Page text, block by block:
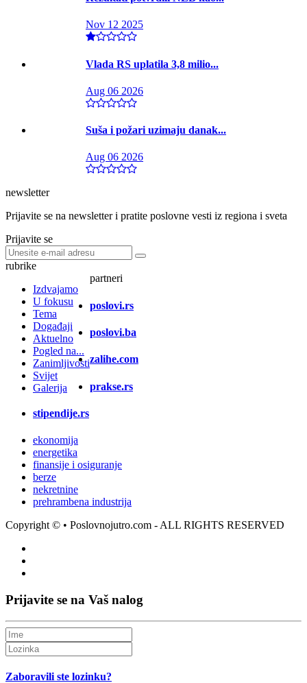
Nov 12 2025
Vlada RS uplatila 3,8 milio...
Aug 06 2026
Suša i požari uzimaju danak...
Aug 06 2026
newsletter
Prijavite se na newsletter i pratite poslovne vesti iz regiona i sveta
Prijavite se
rubrike
Izdvajamo
U fokusu
Tema
Događaji
Aktuelno
Pogled na...
Zanimljivosti
Svijet
Galerija
partneri
poslovi.rs
poslovi.ba
zalihe.com
prakse.rs
stipendije.rs
ekonomija
energetika
finansije i osiguranje
berze
nekretnine
prehrambena industrija
Copyright © • Poslovnojutro.com - ALL RIGHTS RESERVED
Prijavite se na Vaš nalog
Zaboravili ste lozinku?